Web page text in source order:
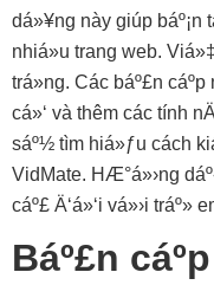
dá»¥ng này giúp báº¡n
nhiá»u trang web.
trá»ng. Các báº£n
cá»‘ và thêm các tính
sáº½ tìm hiá»ƒu cách
VidMate. HÆ°á»›ng
cáº£ Ä‘á»‘i vá»›i tráº»
Báº£n